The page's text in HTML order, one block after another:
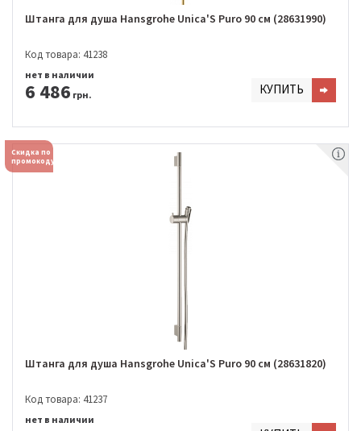
Штанга для душа Hansgrohe Unica'S Puro 90 см (28631990)
Код товара: 41238
6 486 грн.
нет в наличии
КУПИТЬ
Скидка по
промокоду
Штанга для душа Hansgrohe Unica'S Puro 90 см (28631820)
Код товара: 41237
нет в наличии